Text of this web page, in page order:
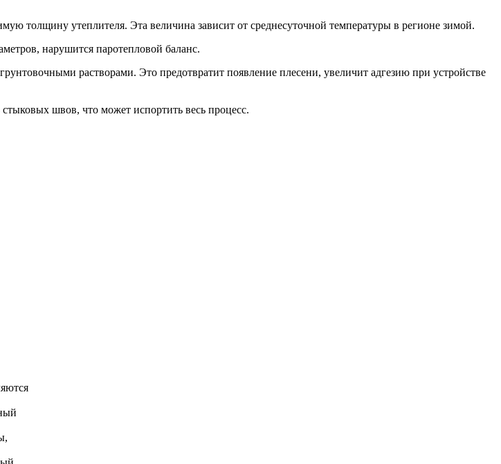
толщину утеплителя. Эта величина зависит от среднесуточной температуры в регионе зимой.
нарушится паротепловой баланс.
растворами. Это предотвратит появление плесени, увеличит адгезию при устройстве
швов, что может испортить весь процесс.